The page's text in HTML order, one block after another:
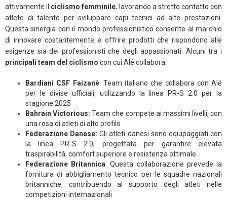
attivamente il ciclismo femminile, lavorando a stretto contatto con
atlete di talento per sviluppare capi tecnici ad alte prestazioni.
Questa sinergia con il mondo professionistico consente al marchio
di innovare costantemente e offrire prodotti che rispondono alle
esigenze sia dei professionisti che degli appassionati. Alcuni tra i
principali team del ciclismo con cui Alé collabora:
Bardiani CSF Faizanè: Team italiano che collabora con Alé
per le divise ufficiali, utilizzando la linea PR-S 2.0 per la
stagione 2025
Bahrain Victorious: Team che compete ai massimi livelli, con
una rosa di atleti di alto profilo
Federazione Danese: Gli atleti danesi sono equipaggiati con
la linea PR-S 2.0, progettata per garantire elevata
traspirabilità, comfort superiore e resistenza ottimale
Federazione Britannica: Questa collaborazione prevede la
fornitura di abbigliamento tecnico per le squadre nazionali
britanniche, contribuendo al supporto degli atleti nelle
competizioni internazionali